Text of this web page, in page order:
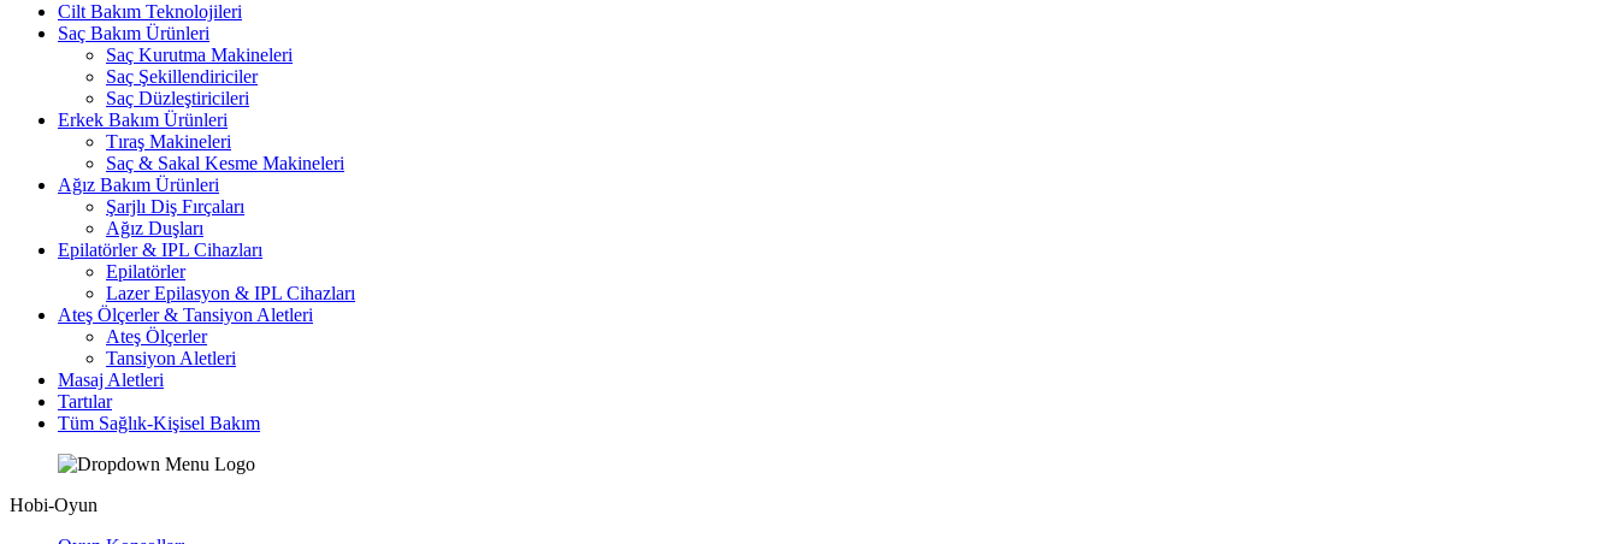
Cilt Bakım Teknolojileri
Saç Bakım Ürünleri
Saç Kurutma Makineleri
Saç Şekillendiriciler
Saç Düzleştiricileri
Erkek Bakım Ürünleri
Tıraş Makineleri
Saç & Sakal Kesme Makineleri
Ağız Bakım Ürünleri
Şarjlı Diş Fırçaları
Ağız Duşları
Epilatörler & IPL Cihazları
Epilatörler
Lazer Epilasyon & IPL Cihazları
Ateş Ölçerler & Tansiyon Aletleri
Ateş Ölçerler
Tansiyon Aletleri
Masaj Aletleri
Tartılar
Tüm Sağlık-Kişisel Bakım
Hobi-Oyun